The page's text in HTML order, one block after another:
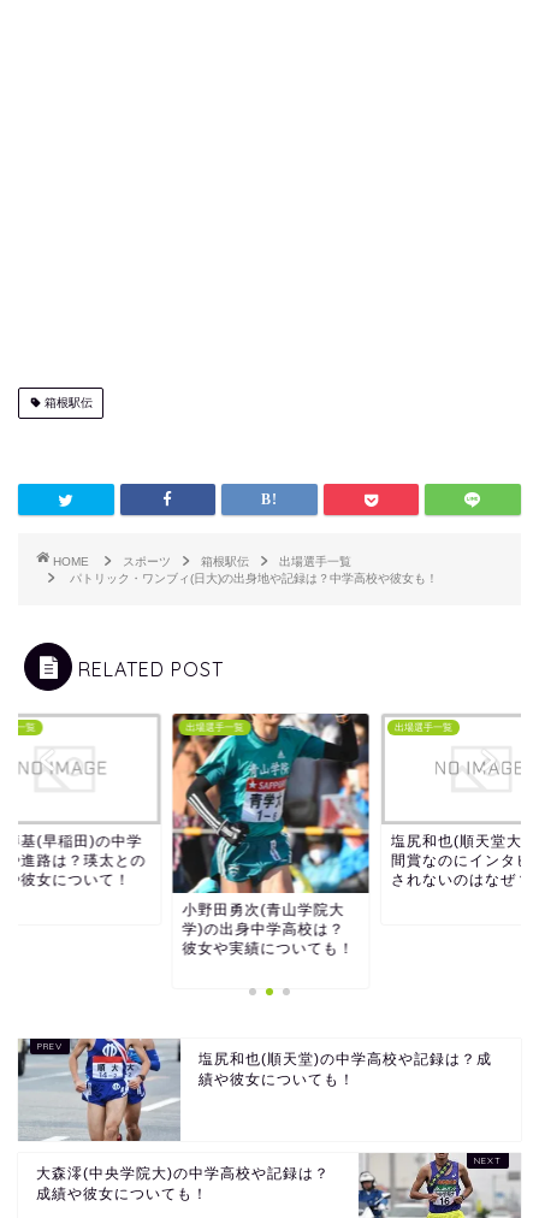
箱根駅伝
HOME スポーツ 箱根駅伝
出場選手一覧
パトリック・ワンブィ(日大)の出身地や記録は？中学高校や彼女も！
RELATED POST
手一覧
博基(早稲田)の中学
や進路は？瑛太との
や彼女について！
出場選手一覧
小野田勇次(青山学院大
学)の出身中学高校は？
彼女や実績についても！
出場選手一覧
塩尻和也(順天堂大)
間賞なのにインタビ
されないのはなぜ？
塩尻和也(順天堂)の中学高校や記録は？成
績や彼女についても！
大森澪(中央学院大)の中学高校や記録は？
成績や彼女についても！